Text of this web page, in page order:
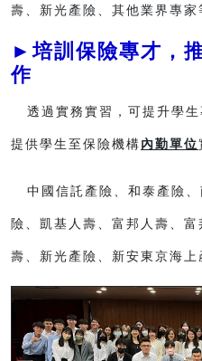
壽、新光產險、其他業界專家
►培訓保險專才，
作
透過實務實習，可提升學生
提供學生至保險機構內勤單位
中國信託產險、和泰產險、
險、凱基人壽、富邦人壽、
壽、新光產險、新安東京海上